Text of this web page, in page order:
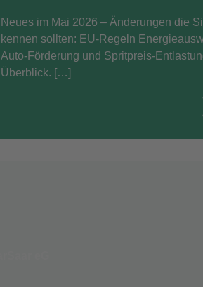
Neues im Mai 2026 – Änderungen die
kennen sollten: EU-Regeln
Auto-Förderung und Spritpreis-
Überblick. […]